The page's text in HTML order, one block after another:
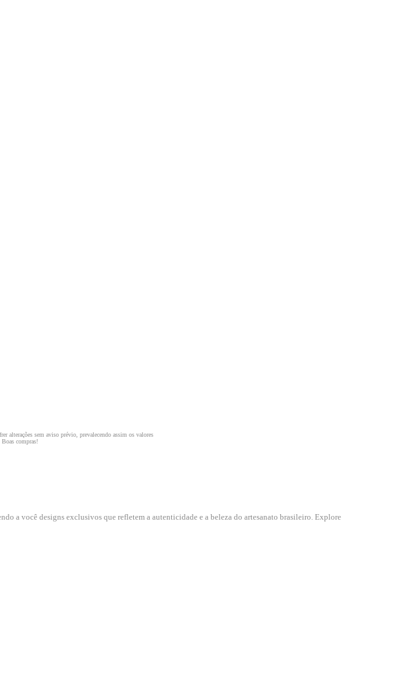
a você designs exclusivos que refletem a autenticidade e a beleza do artesanato brasileiro. Explore